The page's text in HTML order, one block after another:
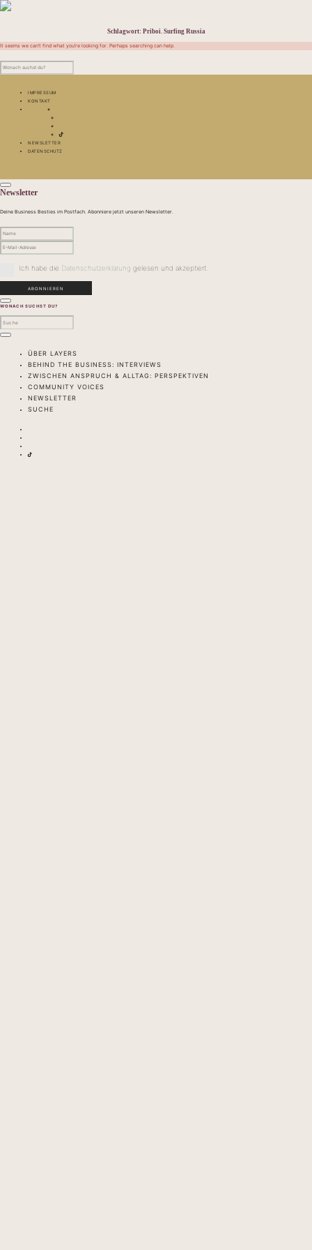
Schlagwort: Priboi. Surfing Russia
It seems we can’t find what you’re looking for. Perhaps searching can help.
IMPRESSUM
KONTAKT
NEWSLETTER
DATENSCHUTZ
Newsletter
Deine Business Besties im Postfach. Abonniere jetzt unseren Newsletter.
Ich habe die Datenschutzerklärung gelesen und akzeptiert.
WONACH SUCHST DU?
ÜBER LAYERS
BEHIND THE BUSINESS: INTERVIEWS
ZWISCHEN ANSPRUCH & ALLTAG: PERSPEKTIVEN
COMMUNITY VOICES
NEWSLETTER
SUCHE